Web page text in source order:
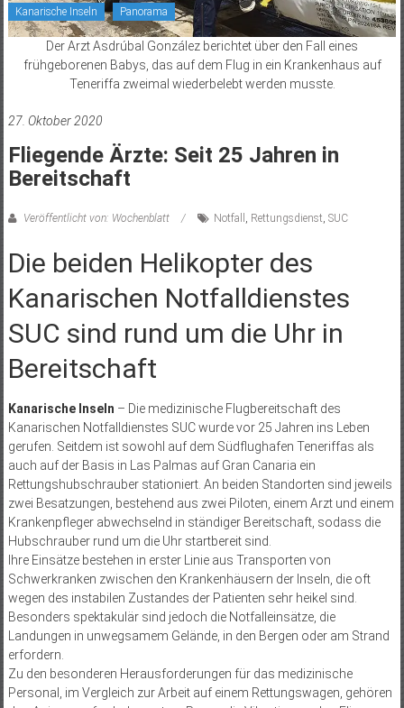
Kanarische Inseln Panorama
Der Arzt Asdrúbal González berichtet über den Fall eines
frühgeborenen Babys, das auf dem Flug in ein Krankenhaus auf
Teneriffa zweimal wiederbelebt werden musste.
27. Oktober 2020
Fliegende Ärzte: Seit 25 Jahren in
Bereitschaft
Veröffentlicht von: Wochenblatt Notfall Rettungsdienst SUC
Die beiden Helikopter des
Kanarischen Notfalldienstes
SUC sind rund um die Uhr in
Bereitschaft
Kanarische Inseln – Die medizinische Flugbereitschaft des
Kanarischen Notfalldienstes SUC wurde vor 25 Jahren ins Leben
gerufen. Seitdem ist sowohl auf dem Südflughafen Teneriffas als
auch auf der Basis in Las Palmas auf Gran Canaria ein
Rettungshubschrauber stationiert. An beiden Standorten sind jeweils
zwei Besatzungen, bestehend aus zwei Piloten, einem Arzt und einem
Krankenpfleger abwechselnd in ständiger Bereitschaft, sodass die
Hubschrauber rund um die Uhr startbereit sind.
Ihre Einsätze bestehen in erster Linie aus Transporten von
Schwerkranken zwischen den Krankenhäusern der Inseln, die oft
wegen des instabilen Zustandes der Patienten sehr heikel sind.
Besonders spektakulär sind jedoch die Notfalleinsätze, die
Landungen in unwegsamem Gelände, in den Bergen oder am Strand
erfordern.
Zu den besonderen Herausforderungen für das medizinische
Personal, im Vergleich zur Arbeit auf einem Rettungswagen, gehören